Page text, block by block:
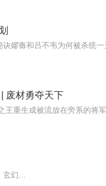
废材勇夺天下
玄幻...